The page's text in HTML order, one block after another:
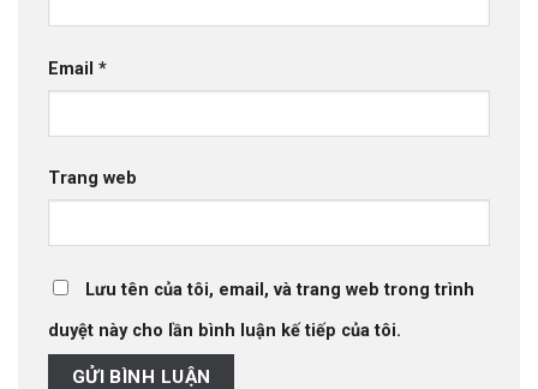
Email *
Trang web
Lưu tên của tôi, email, và trang web trong trình
duyệt này cho lần bình luận kế tiếp của tôi.